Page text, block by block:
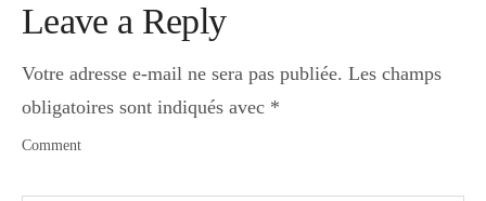
Leave a Reply
Votre adresse e-mail ne sera pas publiée. Les champs
obligatoires sont indiqués avec *
Comment